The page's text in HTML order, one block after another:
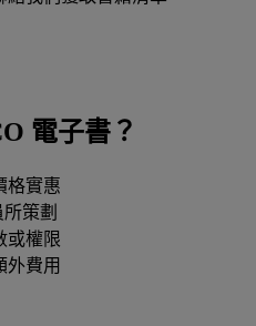
電子書？
格實惠
策劃
或權限
外費用